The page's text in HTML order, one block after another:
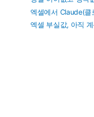
엑셀에서 Claude(클
엑셀 부실값, 아직